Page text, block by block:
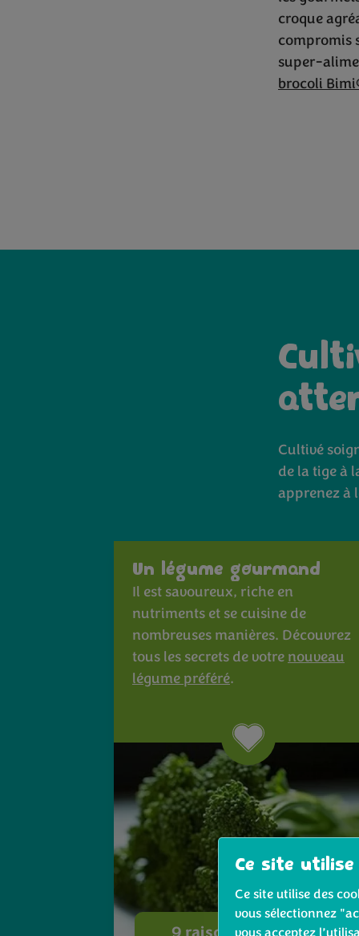
croque
compromis
super-
brocoli
Cultivé
de la tige à
apprenez à
Un légume gourmand
Il est savoureux, riche en
nutriments et se cuisine de
nombreuses manières. Découvrez
tous les secrets de votre nouveau
légume préféré.
Ce site utilise
Ce site utilise des
vous sélectionnez
vous acceptez